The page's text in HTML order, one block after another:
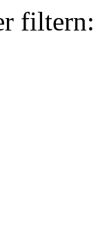
filtern: